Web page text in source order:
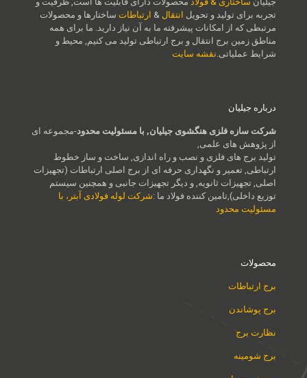
تجربه برای تولید و تحویل انتقال & ارتباطات ساختارها و محصولات
مرتبطی که از امکانات پیشرفته ما به آن نیاز دارید. ما برای همه
مناطق زمین برج انتقال و برج ارتباطی تولید می کنیم, محیط و
شرایط عملیاتی.نقشه سایت
درباره جیلیان
شرکت سازه فلزی هنگشوی جیلیان, با مسئولیت محدود-مجموعه ای
از پژوهش های علمی,
تولید برج های فلزی و نصب و راه اندازی, ساخت و ساز خطوط
ارتباطی, تعمیر و نگهداری حرفه ای از برج اصلی ارتباطات (تجهیزات
اصلی, تجهیزات ثانویه, و دیگر تجهیزات جانبی و همچنین سیستم
توزیع داخلی),تامین کننده فولاد ما :شرکت لوله فولادی آبتر، با
مسئولیت محدود
محصولات
برج ارتباطات
برج پوشاندن
نظارت برج
برج شومینه